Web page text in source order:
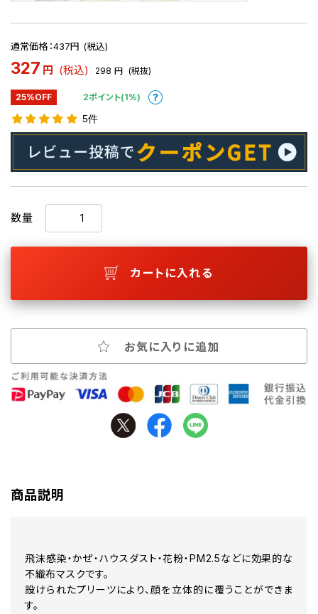
通常価格：437円 (税込)
327 円 (税込) 298 円 (税抜)
25%OFF 2ポイント(1%)
5件
数量
カートに入れる
お気に入りに追加
商品説明
飛沫感染・かぜ・ハウスダスト・花粉・PM2.5などに効果的な
不織布マスクです。
設けられたプリーツにより、顔を立体的に覆うことができま
す。